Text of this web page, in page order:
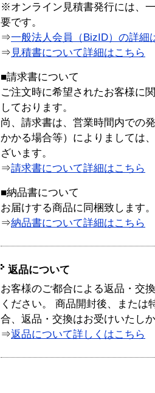
※オンライン見積書発行には、
要です。
⇒一般法人会員（BizID）の詳細
⇒ 見積書について詳細はこちら
■請求書について
ご注文時に希望されたお客様に
しております。
尚、請求書は、営業時間内での
かかる場合等）によりましては
ざいます。
⇒請求書について詳細はこちら
■納品書について
お届けする商品に同梱致します。
⇒納品書について詳細はこちら
返品について
お客様のご都合による返品・交
ください。 商品開封後、または
合、返品・交換はお受けいたし
⇒返品について詳しくはこちら